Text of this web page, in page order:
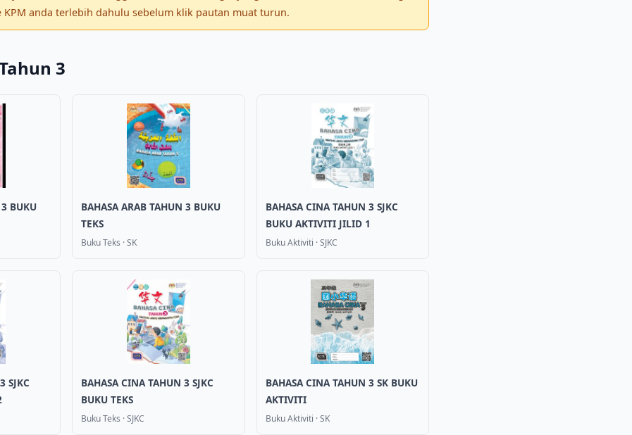
KPM anda terlebih dahulu sebelum klik pautan muat turun.
3
BUKU
BAHASA ARAB TAHUN 3 BUKU
TEKS
Buku Teks ·SK
BAHASA CINA TAHUN 3 SJKC
BUKU AKTIVITI JILID 1
Buku Aktiviti ·SJKC
SJKC
BAHASA CINA TAHUN 3 SJKC
BUKU TEKS
Buku Teks ·SJKC
BAHASA CINA TAHUN 3 SK BUKU
AKTIVITI
Buku Aktiviti ·SK